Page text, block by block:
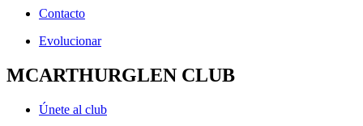
Contacto
Evolucionar
MCARTHURGLEN CLUB
Únete al club